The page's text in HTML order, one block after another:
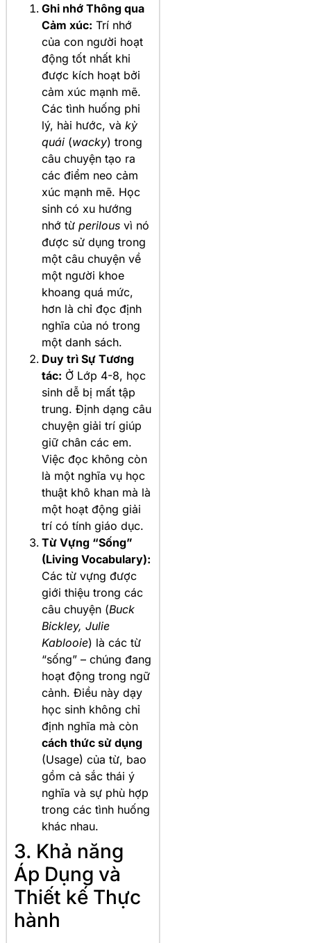
Ghi nhớ Thông qua
Cảm xúc: Trí nhớ
của con người hoạt
động tốt nhất khi
được kích hoạt bởi
cảm xúc mạnh mẽ.
Các tình huống phi
lý, hài hước, và kỳ
quái (wacky) trong
câu chuyện tạo ra
các điểm neo cảm
xúc mạnh mẽ. Học
sinh có xu hướng
nhớ từ perilous vì nó
được sử dụng trong
một câu chuyện về
một người khoe
khoang quá mức,
hơn là chỉ đọc định
nghĩa của nó trong
một danh sách.
Duy trì Sự Tương
tác: Ở Lớp 4-8, học
sinh dễ bị mất tập
trung. Định dạng câu
chuyện giải trí giúp
giữ chân các em.
Việc đọc không còn
là một nghĩa vụ học
thuật khô khan mà là
một hoạt động giải
trí có tính giáo dục.
Từ Vựng “Sống”
(Living Vocabulary):
Các từ vựng được
giới thiệu trong các
câu chuyện (Buck
Bickley, Julie
Kablooie) là các từ
“sống” – chúng đang
hoạt động trong ngữ
cảnh. Điều này dạy
học sinh không chỉ
định nghĩa mà còn
cách thức sử dụng
(Usage) của từ, bao
gồm cả sắc thái ý
nghĩa và sự phù hợp
trong các tình huống
khác nhau.
3. Khả năng
Áp Dụng và
Thiết kế Thực
hành